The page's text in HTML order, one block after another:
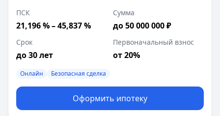
ПСК
21,196 % – 45,837 %
Сумма
до 50 000 000 ₽
Срок
до 30 лет
Первоначальный взнос
от 20%
Онлайн Безопасная сделка
Оформить ипотеку